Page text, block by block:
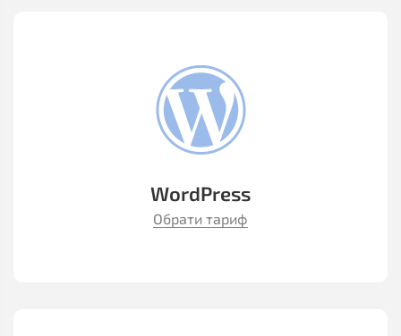
WordPress
Обрати тариф